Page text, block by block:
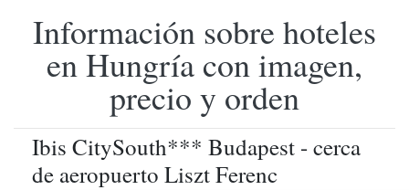
Información sobre hoteles
en Hungría con imagen,
precio y orden
Ibis CitySouth*** Budapest - cerca
de aeropuerto Liszt Ferenc